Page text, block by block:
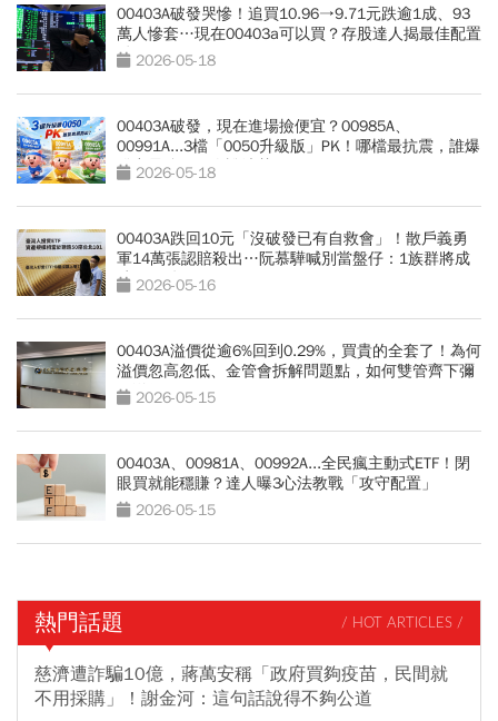
00403A破發哭慘！追買10.96→9.71元跌逾1成、93
萬人慘套…現在00403a可以買？存股達人揭最佳配置
點 2026-05-18
00403A破發，現在進場撿便宜？00985A、
00991A...3檔「0050升級版」PK！哪檔最抗震，誰爆
發力最強？一次說清楚
2026-05-18
00403A跌回10元「沒破發已有自救會」！散戶義勇
軍14萬張認賠殺出…阮慕驊喊別當盤仔：1族群將成
績效關鍵
2026-05-16
00403A溢價從逾6%回到0.29%，買貴的全套了！為何
溢價忽高忽低、金管會拆解問題點，如何雙管齊下彌
平溢價？
2026-05-15
00403A、00981A、00992A...全民瘋主動式ETF！閉
眼買就能穩賺？達人曝3心法教戰「攻守配置」
2026-05-15
熱門話題 / HOT ARTICLES /
慈濟遭詐騙10億，蔣萬安稱「政府買夠疫苗，民間就
不用採購」！謝金河：這句話說得不夠公道